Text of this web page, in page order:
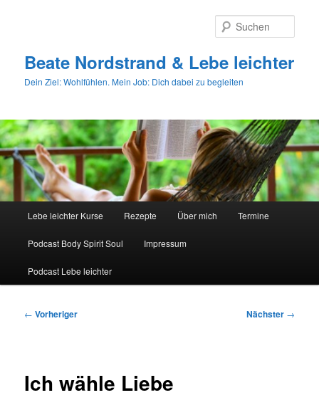
Beate Nordstrand & Lebe leichter
Dein Ziel: Wohlfühlen. Mein Job: Dich dabei zu begleiten
Lebe leichter Kurse Rezepte Über mich Termine
Podcast Body Spirit Soul Impressum
Podcast Lebe leichter
Beitragsnavigation
← Vorheriger Nächster →
Ich wähle Liebe